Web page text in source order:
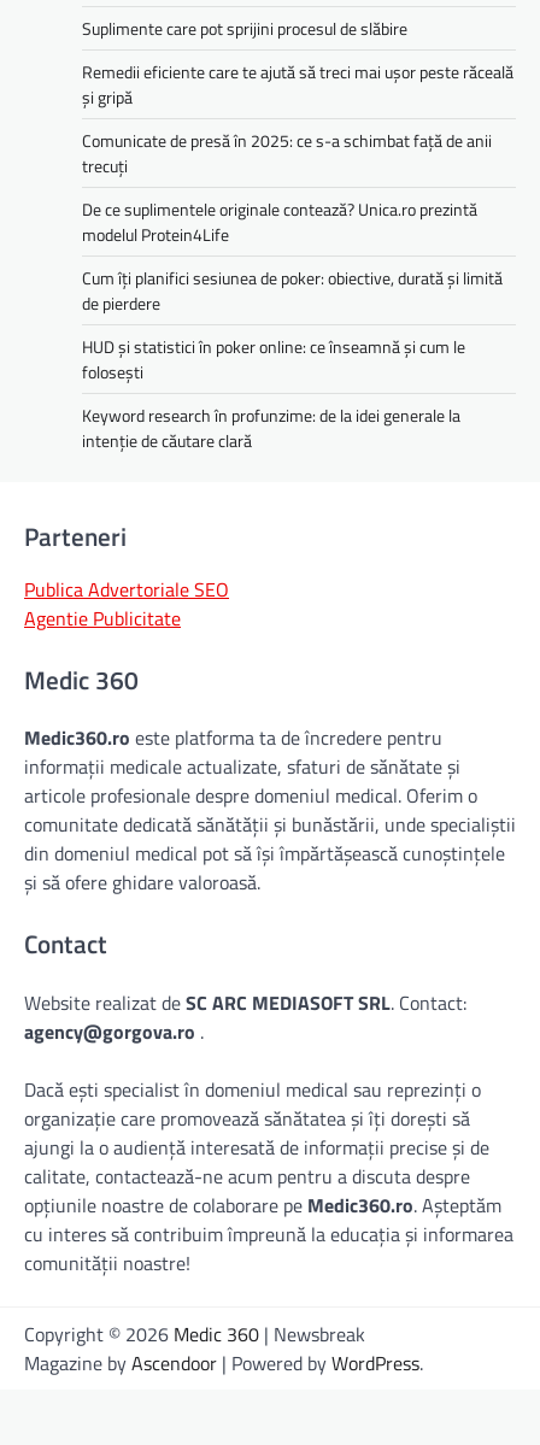
Suplimente care pot sprijini procesul de slăbire
Remedii eficiente care te ajută să treci mai ușor peste răceală
și gripă
Comunicate de presă în 2025: ce s-a schimbat față de anii
trecuți
De ce suplimentele originale contează? Unica.ro prezintă
modelul Protein4Life
Cum îți planifici sesiunea de poker: obiective, durată și limită
de pierdere
HUD și statistici în poker online: ce înseamnă și cum le
folosești
Keyword research în profunzime: de la idei generale la
intenție de căutare clară
Parteneri
Publica Advertoriale SEO
Agentie Publicitate
Medic 360
Medic360.ro este platforma ta de încredere pentru
informații medicale actualizate, sfaturi de sănătate și
articole profesionale despre domeniul medical. Oferim o
comunitate dedicată sănătății și bunăstării, unde specialiștii
din domeniul medical pot să își împărtășească cunoștințele
și să ofere ghidare valoroasă.
Contact
Website realizat deSC ARC MEDIASOFT SRL. Contact:
agency@gorgova.ro .
Dacă ești specialist în domeniul medical sau reprezinți o
organizație care promovează sănătatea și îți dorești să
ajungi la o audiență interesată de informații precise și de
calitate, contactează-ne acum pentru a discuta despre
opțiunile noastre de colaborare pe Medic360.ro. Așteptăm
cu interes să contribuim împreună la educația și informarea
comunității noastre!
Copyright © 2026 Medic 360 | Newsbreak
Magazine byAscendoor | Powered byWordPress.